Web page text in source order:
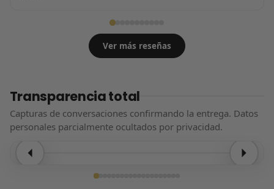
Ver más reseñas
Transparencia total
Capturas de conversaciones confirmando la entrega. Datos
personales parcialmente ocultados por privacidad.